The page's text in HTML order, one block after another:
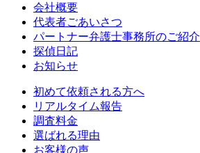
会社概要
代表者ごあいさつ
パートナー弁護士事務所のご紹介
探偵日記
お知らせ
初めて依頼される方へ
リアルタイム報告
調査料金
選ばれる理由
お客様の声